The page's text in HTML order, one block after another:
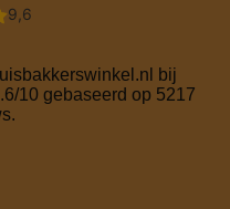
bij
10 gebaseerd op 5217